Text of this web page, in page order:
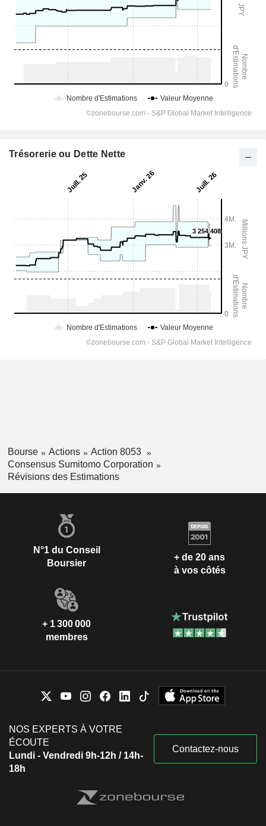
Trésorerie ou Dette Nette
Bourse Actions
Action 8053
Consensus Sumitomo Corporation
Révisions des Estimations
N°1 du Conseil
Boursier
+ de 20 ans
à vos côtés
+ 1 300 000
membres
NOS EXPERTS À VOTRE
ÉCOUTE
Lundi - Vendredi 9h-12h / 14h-
18h
Contactez-nous